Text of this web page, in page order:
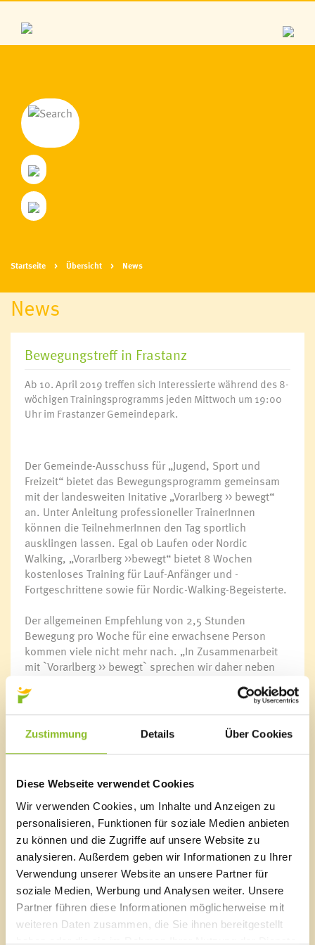
Zustimmung Details Über Cookies
Diese Webseite verwendet Cookies
Wir verwenden Cookies, um Inhalte und Anzeigen zu
personalisieren, Funktionen für soziale Medien anbieten
zu können und die Zugriffe auf unsere Website zu
analysieren. Außerdem geben wir Informationen zu Ihrer
Verwendung unserer Website an unsere Partner für
soziale Medien, Werbung und Analysen weiter. Unsere
Partner führen diese Informationen möglicherweise mit
weiteren Daten zusammen, die Sie ihnen bereitgestellt
haben oder die sie im Rahmen Ihrer Nutzung der Dienste
Startseite Übersicht News
News
Bewegungstreff in Frastanz
Ab 10. April 2019 treffen sich Interessierte während des 8-
wöchigen Trainingsprogramms jeden Mittwoch um 19:00
Uhr im Frastanzer Gemeindepark.
Der Gemeinde-Ausschuss für „Jugend, Sport und
Freizeit“ bietet das Bewegungsprogramm gemeinsam
mit der landesweiten Initative „Vorarlberg >> bewegt“
an. Unter Anleitung professioneller TrainerInnen
können die TeilnehmerInnen den Tag sportlich
ausklingen lassen. Egal ob Laufen oder Nordic
Walking, „Vorarlberg >>bewegt“ bietet 8 Wochen
kostenloses Training für Lauf-Anfänger und -
Fortgeschrittene sowie für Nordic-Walking-Begeisterte.
Der allgemeinen Empfehlung von 2,5 Stunden
Bewegung pro Woche für eine erwachsene Person
kommen viele nicht mehr nach. „In Zusammenarbeit
mit `Vorarlberg >> bewegt` sprechen wir daher neben
Bewegungsbegeisterten speziell auch Einsteiger an“,
so Mag. Michaela Gort, Obfrau des Ausschusses für
Jugend, Sport und Freizeit. „Wir wollen von der
Marktgemeinde Frastanz zur Bewegung animieren und
alle Interessierten zum Mitmachen einladen.“
10. April 2019 – 29. Mai 2019, jeweils mittwochs um
19:00 Uhr
Treffpunkt: Gemeindepark (gegenüber vom Rathaus)
Link
Anmeldung und mehr Informationen gibt es unter
www.vorarlbergbewegt.at.